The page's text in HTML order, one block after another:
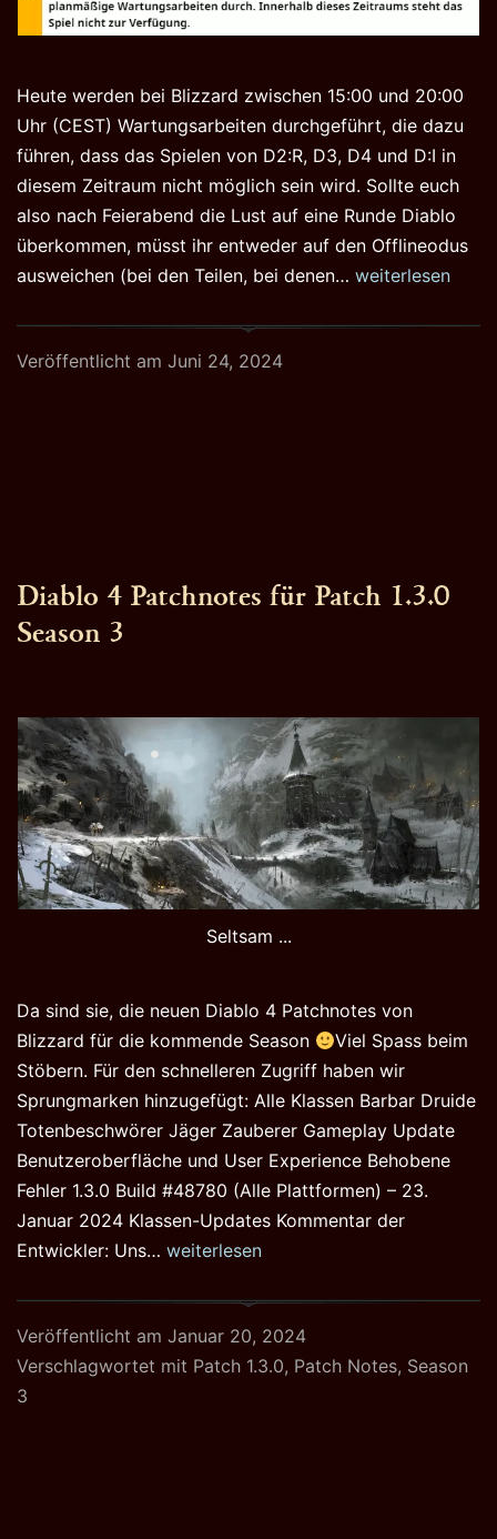
Heute werden bei Blizzard zwischen 15:00 und 20:00
Uhr (CEST) Wartungsarbeiten durchgeführt, die dazu
führen, dass das Spielen von D2:R, D3, D4 und D:I in
diesem Zeitraum nicht möglich sein wird. Sollte euch
also nach Feierabend die Lust auf eine Runde Diablo
überkommen, müsst ihr entweder auf den Offlineodus
ausweichen (bei den Teilen, bei denen… Downtime
24.06.2024
weiterlesen
Veröffentlicht am Juni 24, 2024
Diablo 4 Patchnotes für Patch 1.3.0
Season 3
Seltsam ...
Da sind sie, die neuen Diablo 4 Patchnotes von
Blizzard für die kommende Season
Viel Spass beim
Stöbern. Für den schnelleren Zugriff haben wir
Sprungmarken hinzugefügt: Alle Klassen Barbar Druide
Totenbeschwörer Jäger Zauberer Gameplay Update
Benutzeroberfläche und User Experience Behobene
Fehler 1.3.0 Build #48780 (Alle Plattformen) – 23.
Januar 2024 Klassen-Updates Kommentar der
Entwickler: Uns… Diablo
Patchnotes
für
Patch
weiterlesen
Veröffentlicht am Januar 20, 2024
Verschlagwortet mit Patch 1.3.0, Patch Notes, Season
3